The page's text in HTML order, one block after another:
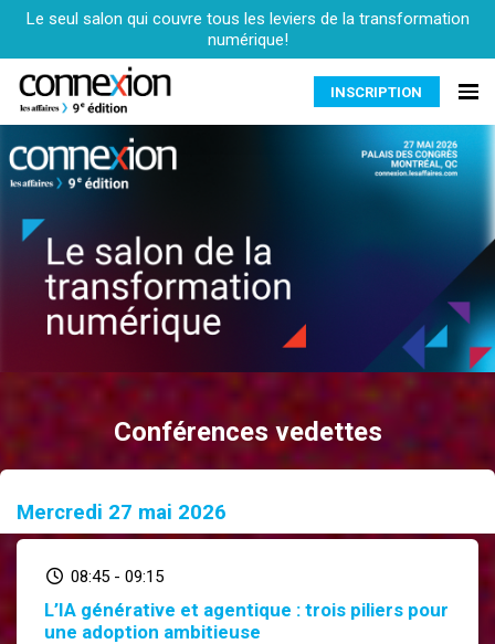
Le seul salon qui couvre tous les leviers de la transformation
numérique!
INSCRIPTION
Conférences vedettes
Mercredi 27 mai 2026
08:45- 09:15
L’IA générative et agentique : trois piliers pour
une adoption ambitieuse